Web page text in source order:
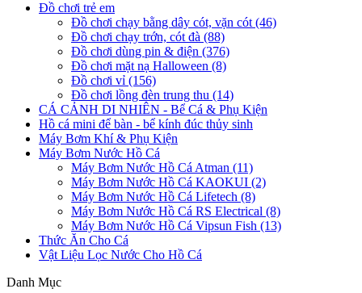
Đồ chơi trẻ em
Đồ chơi chạy bằng dây cót, vặn cót (46)
Đồ chơi chạy trớn, cót đà (88)
Đồ chơi dùng pin & điện (376)
Đồ chơi mặt nạ Halloween (8)
Đồ chơi vỉ (156)
Đồ chơi lồng đèn trung thu (14)
CÁ CẢNH DI NHIÊN - Bể Cá & Phụ Kiện
Hồ cá mini để bàn - bể kính đúc thủy sinh
Máy Bơm Khí & Phụ Kiện
Máy Bơm Nước Hồ Cá
Máy Bơm Nước Hồ Cá Atman (11)
Máy Bơm Nước Hồ Cá KAOKUI (2)
Máy Bơm Nước Hồ Cá Lifetech (8)
Máy Bơm Nước Hồ Cá RS Electrical (8)
Máy Bơm Nước Hồ Cá Vipsun Fish (13)
Thức Ăn Cho Cá
Vật Liệu Lọc Nước Cho Hồ Cá
Danh Mục